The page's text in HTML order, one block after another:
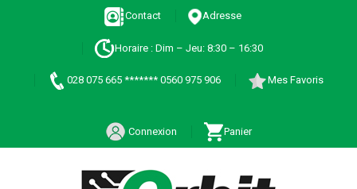
Contact Adresse
Horaire : Dim – Jeu: 8:30 – 16:30
028 075 665 ******* 0560 975 906 Mes Favoris
Connexion Panier